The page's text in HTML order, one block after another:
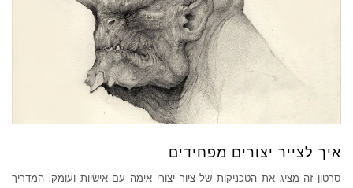
איך לצייר יצורים מפחידים
סרטון זה מציג את הטכניקות של ציור יצורי אימה עם אישיות ועומק. המדריך